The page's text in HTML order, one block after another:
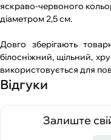
яскраво-червоного
діаметром 2,5 см.
Довго зберігають
білосніжний, щільний,
використовується для
Відгуки
Залиште